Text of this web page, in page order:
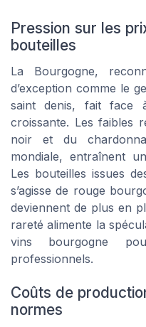
Pression sur les
bouteilles
La Bourgogne,
d’exception comme le
saint denis, fait face
croissante. Les faibles
noir et du
mondiale, entraînent
Les bouteilles issues
s’agisse de rouge
deviennent de plus en
rareté alimente la
vins bourgogne
professionnels.
Coûts de
normes